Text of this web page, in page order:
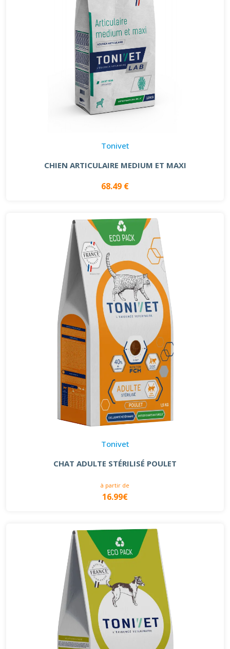
Tonivet
CHIEN ARTICULAIRE MEDIUM ET MAXI
68.49 €
Tonivet
CHAT ADULTE STÉRILISÉ POULET
à partir de
16.99€